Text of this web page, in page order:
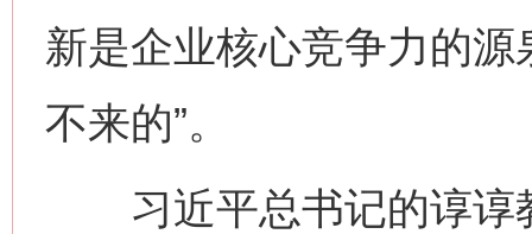
新是企业核心竞争力的
不来的”。
习近平总书记的谆谆